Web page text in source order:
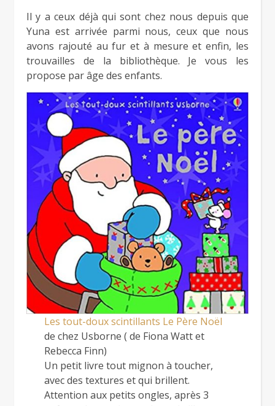
Il y a ceux déjà qui sont chez nous depuis que
Yuna est arrivée parmi nous, ceux que nous
avons rajouté au fur et à mesure et enfin, les
trouvailles de la bibliothèque. Je vous les
propose par âge des enfants.
Les tout-doux scintillants Le Père Noël
de chez Usborne ( de Fiona Watt et
Rebecca Finn)
Un petit livre tout mignon à toucher,
avec des textures et qui brillent.
Attention aux petits ongles, après 3